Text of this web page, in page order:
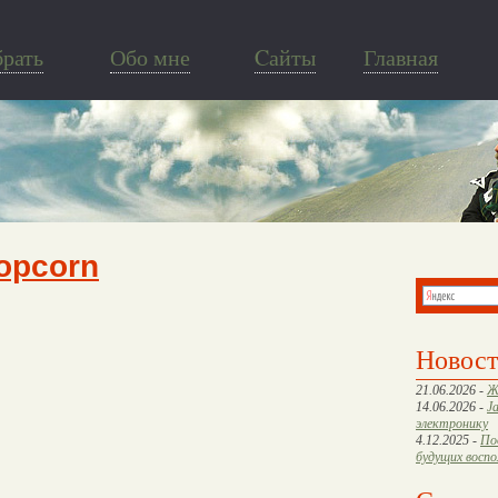
Обо мне Cайты Главная
21.06.2026 -
14.06.2026 -
электронику
4.12.2025 -
будущих